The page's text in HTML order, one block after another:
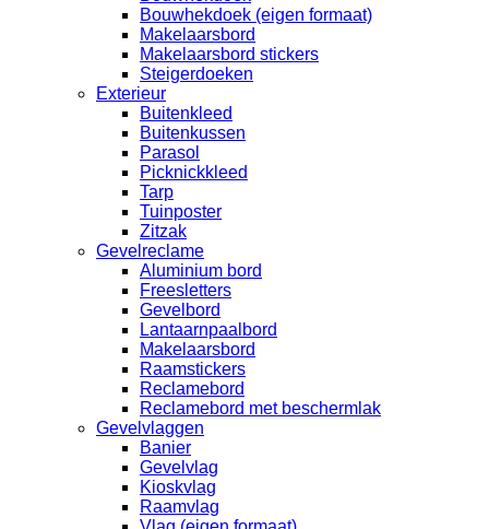
Bouwhekdoek (eigen formaat)
Makelaarsbord
Makelaarsbord stickers
Steigerdoeken
Exterieur
Buitenkleed
Buitenkussen
Parasol
Picknickkleed
Tarp
Tuinposter
Zitzak
Gevelreclame
Aluminium bord
Freesletters
Gevelbord
Lantaarnpaalbord
Makelaarsbord
Raamstickers
Reclamebord
Reclamebord met beschermlak
Gevelvlaggen
Banier
Gevelvlag
Kioskvlag
Raamvlag